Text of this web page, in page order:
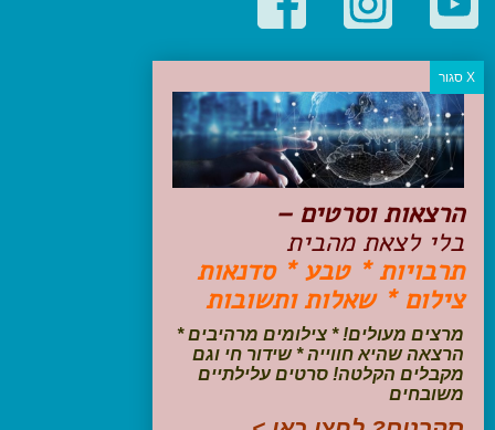
קטגוריות פופולריות
יעדים
טיולים בישראל
מלונות בוטיק בישראל
טיפים והמלצות
הכנות לנסיעה
טיולי ג'יפים
טיולים עם ילדים
שייט, הפלגות, קרוזים
עקבו אחרינו בפייסבוק
הרצאות וסרטים –
בלי לצאת מהבית
תרבויות * טבע * סדנאות
צילום * שאלות ותשובות
מרצים מעולים! * צילומים מרהיבים *
הרצאה שהיא חווייה * שידור חי וגם
מקבלים הקלטה! סרטים עלילתיים
משובחים